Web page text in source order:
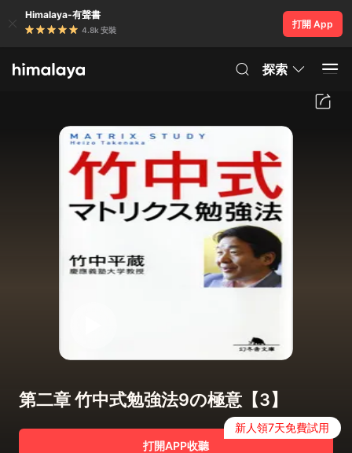
Himalaya-有聲書
4.8k 安裝
打開 App
探索
第二章 竹中式勉強法9の極意【3】
打開APP收聽
新人領7天免費試用